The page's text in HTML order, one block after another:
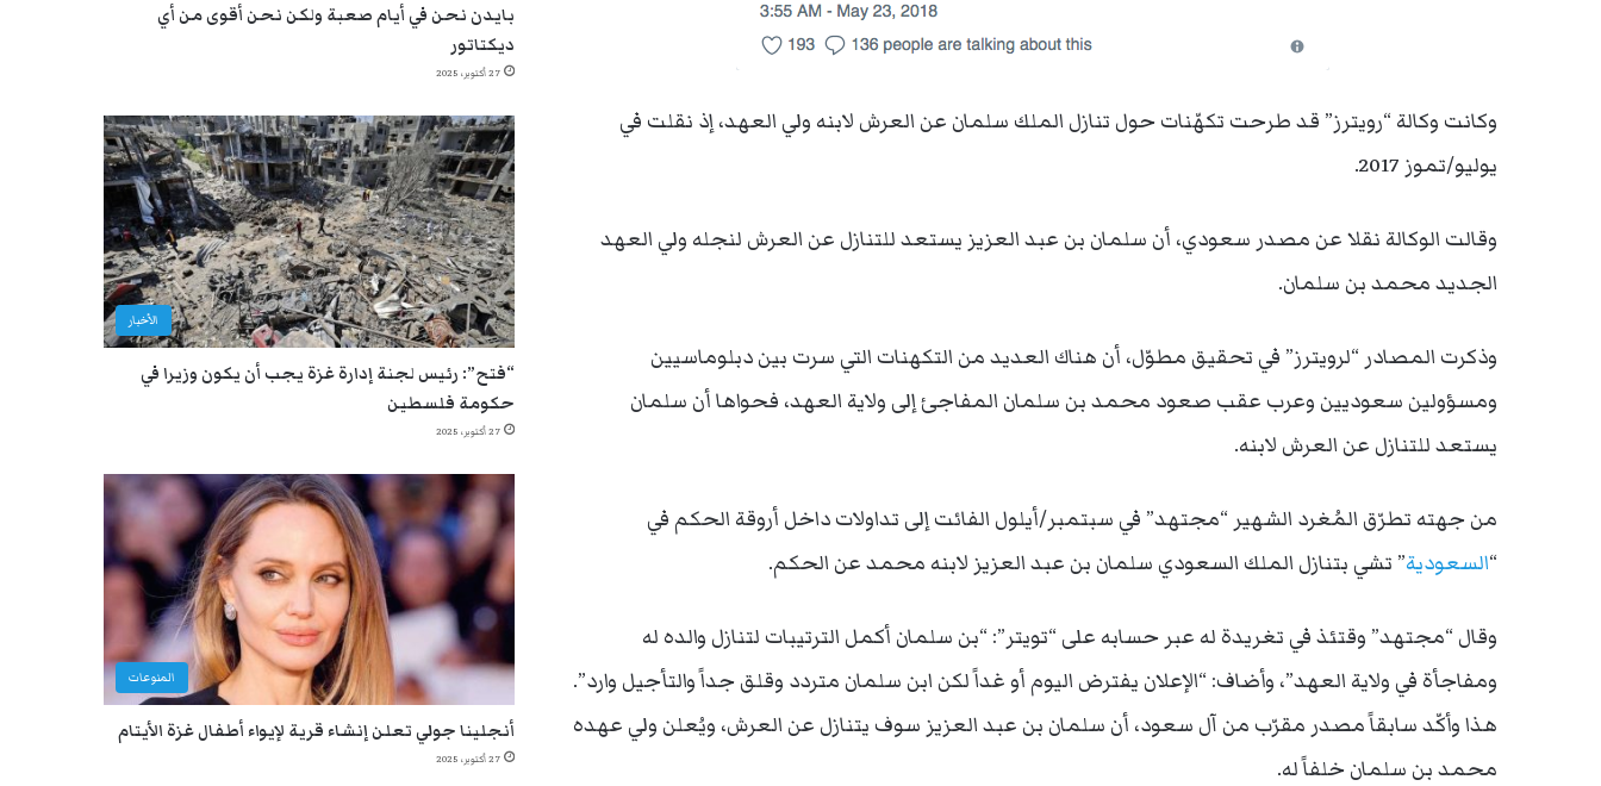
وكانت وكالة “رويترز” قد طرحت تكهّنات حول تنازل الملك سلمان عن العرش لابنه ولي العهد، إذ نقلت في
يوليو/تموز 2017.
وقالت الوكالة نقلا عن مصدر سعودي، أن سلمان بن عبد العزيز يستعد للتنازل عن العرش لنجله ولي العهد
الجديد محمد بن سلمان.
وذكرت المصادر “لرويترز” في تحقيق مطوّل، أن هناك العديد من التكهنات التي سرت بين دبلوماسيين
ومسؤولين سعوديين وعرب عقب صعود محمد بن سلمان المفاجئ إلى ولاية العهد، فحواها أن سلمان
يستعد للتنازل عن العرش لابنه.
من جهته تطرّق المُغرد الشهير “مجتهد” في سبتمبر/أيلول الفائت إلى تداولات داخل أروقة الحكم في
“السعودية” تشي بتنازل الملك السعودي سلمان بن عبد العزيز لابنه محمد عن الحكم.
وقال “مجتهد” وقتئذ في تغريدة له عبر حسابه على “تويتر”: “بن سلمان أكمل الترتيبات لتنازل والده له
‏ومفاجأة في ولاية العهد”، وأضاف: “الإعلان يفترض اليوم أو غداً لكن ابن سلمان متردد وقلق جداً والتأجيل وارد”.
هذا وأكّد سابقاً مصدر مقرّب من آل سعود، أن سلمان بن عبد العزيز سوف يتنازل عن العرش، ويُعلن ولي عهده
محمد بن سلمان خلفاً له.
بايدن نحن في أيام صعبة ولكن نحن أقوى من أي
ديكتاتور
27 أكتوبر، 2025
الأخبار
“فتح”: رئيس لجنة إدارة غزة يجب أن يكون وزيرا في
حكومة فلسطين
27 أكتوبر، 2025
المنوعات
أنجلينا جولي تعلن إنشاء قرية لإيواء أطفال غزة الأيتام
27 أكتوبر، 2025